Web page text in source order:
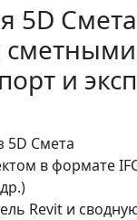
5D Смета
сметными
и
5D Смета
в формате
Revit и